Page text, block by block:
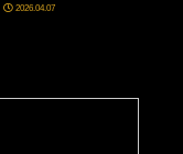
2026.04.07